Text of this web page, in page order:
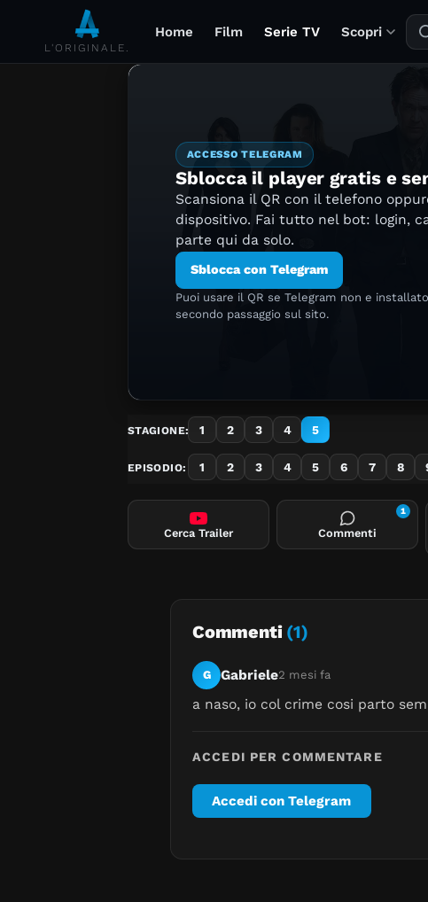
L'ORIGINALE.
Home Film Serie TV Scopri
ACCESSO TELEGRAM
Sblocca il player gratis e
Scansiona il QR con il telefono
dispositivo. Fai tutto nel bot: login,
parte qui da solo.
Sblocca con Telegram
Puoi usare il QR se Telegram non e
secondo passaggio sul sito.
STAGIONE: 1 2 3 4 5
EPISODIO: 1 2 3 4 5 6 7 8
Cerca Trailer Commenti
1
Commenti (1)
G Gabriele2 mesi fa
a naso, io col crime cosi parto
ACCEDI PER COMMENTARE
Accedi con Telegram